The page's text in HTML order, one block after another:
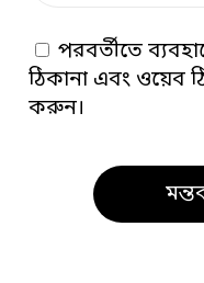
পরবর্তীতে
ঠিকানা এবং ওয়েব
করুন।